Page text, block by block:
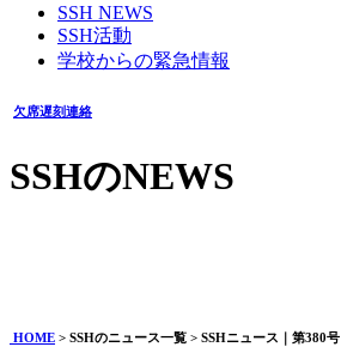
SSH NEWS
SSH活動
学校からの緊急情報
欠席遅刻連絡
SSHのNEWS
HOME > SSHのニュース一覧 > SSHニュース｜第380号